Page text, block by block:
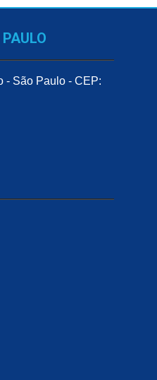
- São Paulo - CEP: